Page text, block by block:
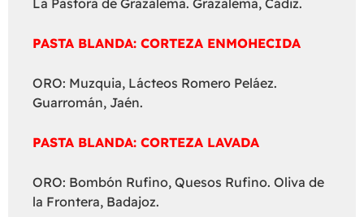
PASTA BLANDA: CORTEZA ENMOHECIDA
ORO: Muzquia, Lácteos Romero Peláez.
Guarromán, Jaén.
PASTA BLANDA: CORTEZA LAVADA
ORO: Bombón Rufino, Quesos Rufino. Oliva de
la Frontera, Badajoz.